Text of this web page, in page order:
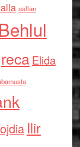
asllan
Behlul
Elida
Ilir